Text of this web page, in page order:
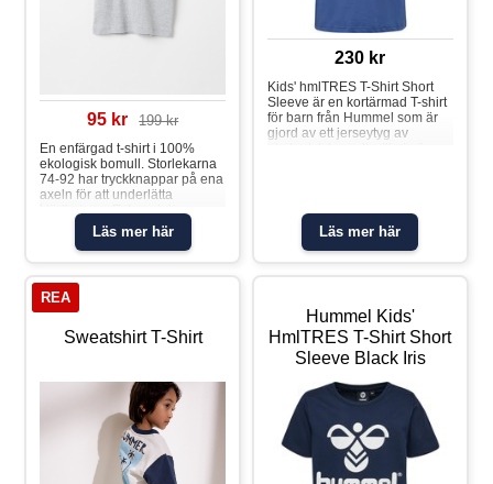
95 kr 199 kr
Läs mer här
En enfärgad t-shirt i 100%
ekologisk bomull. Storlekarna
74-92 har tryckknappar på ena
axeln för att underlätta
klädbyten. • Extra mjuka
sömmar • YKK TryckknapparT-
230 kr
Läs mer här
Kids' hmlTRES T-Shirt Short
Sleeve är en kortärmad T-shirt
för barn från Hummel som är
gjord av ett jerseytyg av
skadliga. Material: 100 %
Sweatshirt T-Shirt
REA
Hummel Kids'
HmlTRES T-Shirt Short
Sleeve Black Iris